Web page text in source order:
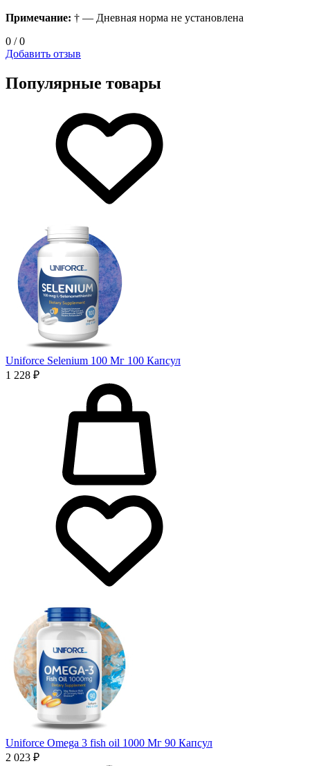
Примечание: † — Дневная норма не установлена
0 / 0
Добавить отзыв
Популярные товары
Uniforce Selenium 100 Мг 100 Капсул
1 228 ₽
Uniforce Omega 3 fish oil 1000 Мг 90 Капсул
2 023 ₽